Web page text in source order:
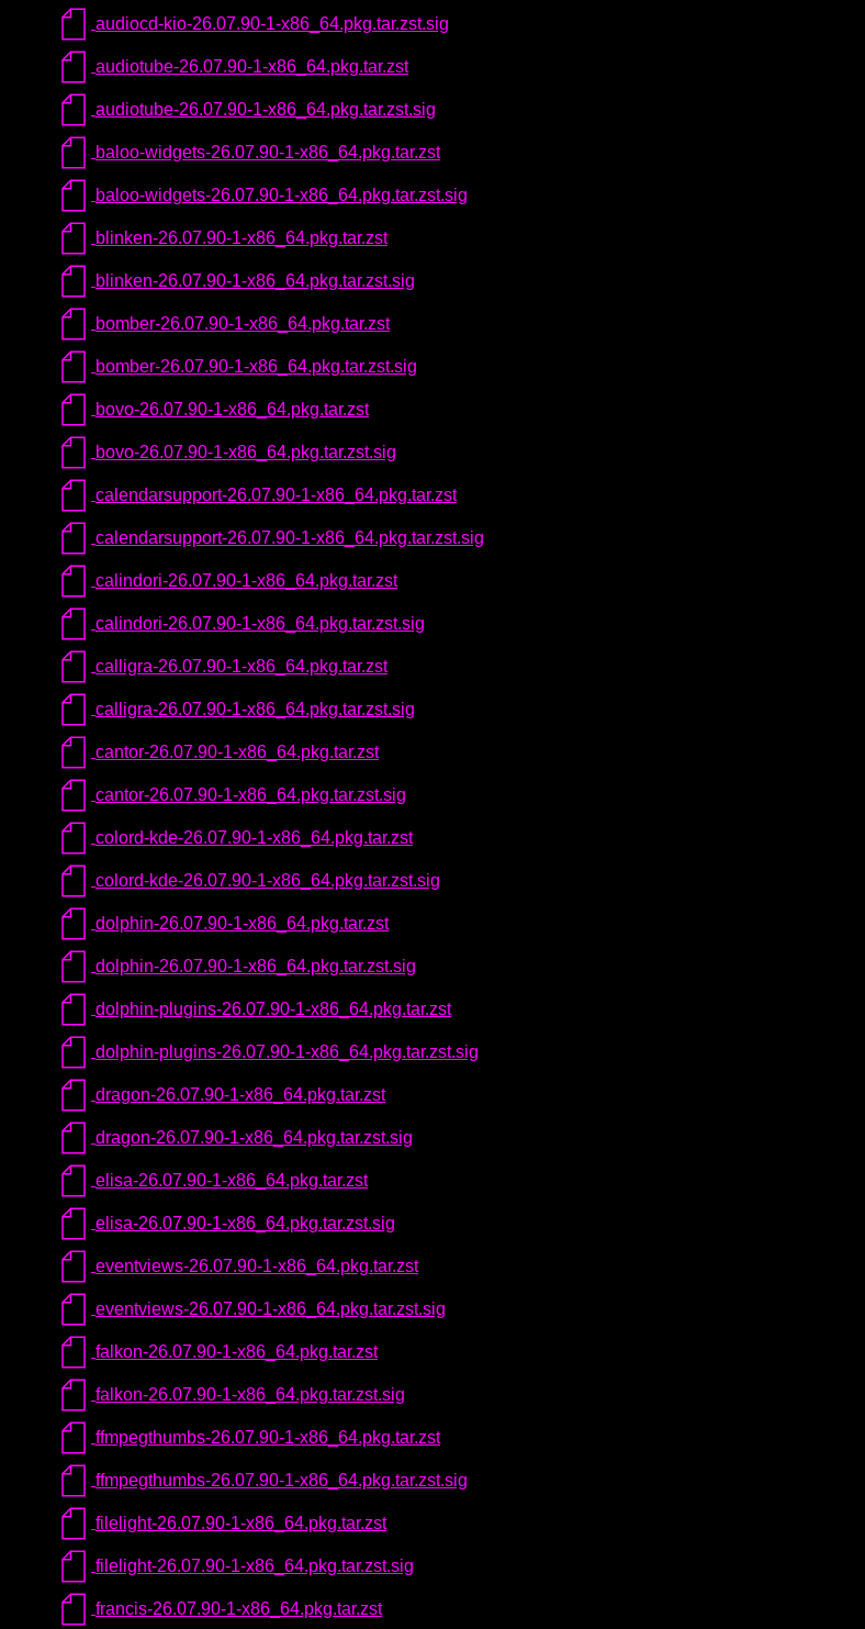
audiocd-kio-26.07.90-1-x86_64.pkg.tar.zst.sig
audiotube-26.07.90-1-x86_64.pkg.tar.zst
audiotube-26.07.90-1-x86_64.pkg.tar.zst.sig
baloo-widgets-26.07.90-1-x86_64.pkg.tar.zst
baloo-widgets-26.07.90-1-x86_64.pkg.tar.zst.sig
blinken-26.07.90-1-x86_64.pkg.tar.zst
blinken-26.07.90-1-x86_64.pkg.tar.zst.sig
bomber-26.07.90-1-x86_64.pkg.tar.zst
bomber-26.07.90-1-x86_64.pkg.tar.zst.sig
bovo-26.07.90-1-x86_64.pkg.tar.zst
bovo-26.07.90-1-x86_64.pkg.tar.zst.sig
calendarsupport-26.07.90-1-x86_64.pkg.tar.zst
calendarsupport-26.07.90-1-x86_64.pkg.tar.zst.sig
calindori-26.07.90-1-x86_64.pkg.tar.zst
calindori-26.07.90-1-x86_64.pkg.tar.zst.sig
calligra-26.07.90-1-x86_64.pkg.tar.zst
calligra-26.07.90-1-x86_64.pkg.tar.zst.sig
cantor-26.07.90-1-x86_64.pkg.tar.zst
cantor-26.07.90-1-x86_64.pkg.tar.zst.sig
colord-kde-26.07.90-1-x86_64.pkg.tar.zst
colord-kde-26.07.90-1-x86_64.pkg.tar.zst.sig
dolphin-26.07.90-1-x86_64.pkg.tar.zst
dolphin-26.07.90-1-x86_64.pkg.tar.zst.sig
dolphin-plugins-26.07.90-1-x86_64.pkg.tar.zst
dolphin-plugins-26.07.90-1-x86_64.pkg.tar.zst.sig
dragon-26.07.90-1-x86_64.pkg.tar.zst
dragon-26.07.90-1-x86_64.pkg.tar.zst.sig
elisa-26.07.90-1-x86_64.pkg.tar.zst
elisa-26.07.90-1-x86_64.pkg.tar.zst.sig
eventviews-26.07.90-1-x86_64.pkg.tar.zst
eventviews-26.07.90-1-x86_64.pkg.tar.zst.sig
falkon-26.07.90-1-x86_64.pkg.tar.zst
falkon-26.07.90-1-x86_64.pkg.tar.zst.sig
ffmpegthumbs-26.07.90-1-x86_64.pkg.tar.zst
ffmpegthumbs-26.07.90-1-x86_64.pkg.tar.zst.sig
filelight-26.07.90-1-x86_64.pkg.tar.zst
filelight-26.07.90-1-x86_64.pkg.tar.zst.sig
francis-26.07.90-1-x86_64.pkg.tar.zst